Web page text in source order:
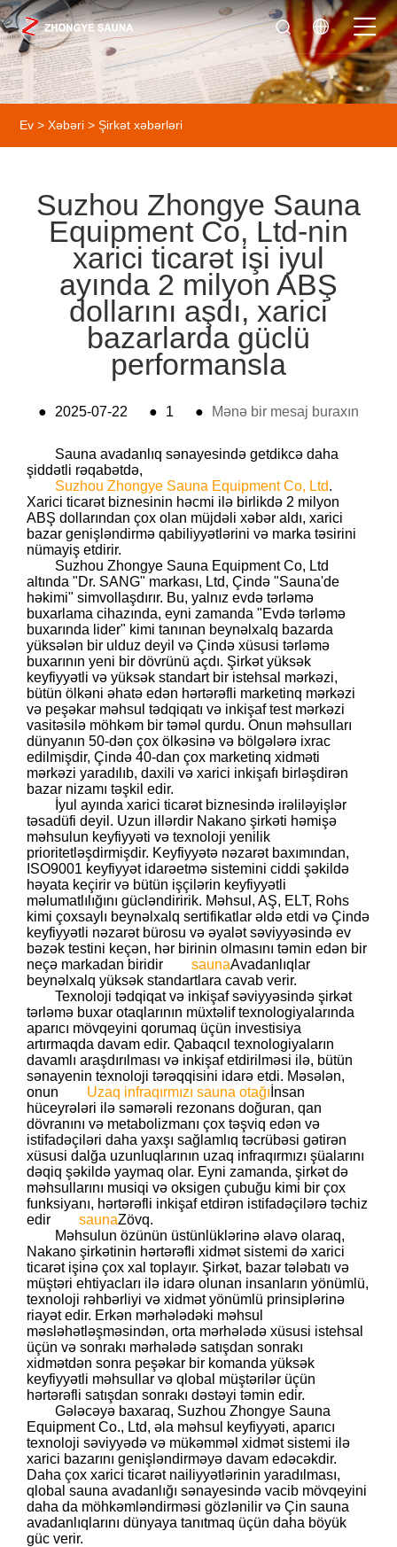
Ev > Xəbəri >Şirkət xəbərləri
Suzhou Zhongye Sauna
Equipment Co, Ltd-nin
xarici ticarət işi iyul
ayında 2 milyon ABŞ
dollarını aşdı, xarici
bazarlarda güclü
performansla
● 2025-07-22 ● 1 ● Mənə bir mesaj buraxın
Sauna avadanlıq sənayesində getdikcə daha
şiddətli rəqabətdə,
Suzhou Zhongye Sauna Equipment Co, Ltd.
Xarici ticarət biznesinin həcmi ilə birlikdə 2 milyon
ABŞ dollarından çox olan müjdəli xəbər aldı, xarici
bazar genişləndirmə qabiliyyətlərini və marka təsirini
nümayiş etdirir.
Suzhou Zhongye Sauna Equipment Co, Ltd
altında "Dr. SANG" markası, Ltd, Çində "Sauna'de
həkimi" simvollaşdırır. Bu, yalnız evdə tərləmə
buxarlama cihazında, eyni zamanda "Evdə tərləmə
buxarında lider" kimi tanınan beynəlxalq bazarda
yüksələn bir ulduz deyil və Çində xüsusi tərləmə
buxarının yeni bir dövrünü açdı. Şirkət yüksək
keyfiyyətli və yüksək standart bir istehsal mərkəzi,
bütün ölkəni əhatə edən hərtərəfli marketinq mərkəzi
və peşəkar məhsul tədqiqatı və inkişaf test mərkəzi
vasitəsilə möhkəm bir təməl qurdu. Onun məhsulları
dünyanın 50-dən çox ölkəsinə və bölgələrə ixrac
edilmişdir, Çində 40-dan çox marketinq xidməti
mərkəzi yaradılıb, daxili və xarici inkişafı birləşdirən
bazar nizamı təşkil edir.
İyul ayında xarici ticarət biznesində irəliləyişlər
təsadüfi deyil. Uzun illərdir Nakano şirkəti həmişə
məhsulun keyfiyyəti və texnoloji yenilik
prioritetləşdirmişdir. Keyfiyyətə nəzarət baxımından,
ISO9001 keyfiyyət idarəetmə sistemini ciddi şəkildə
həyata keçirir və bütün işçilərin keyfiyyətli
məlumatlılığını gücləndiririk. Məhsul, AŞ, ELT, Rohs
kimi çoxsaylı beynəlxalq sertifikatlar əldə etdi və Çində
keyfiyyətli nəzarət bürosu və əyalət səviyyəsində ev
bəzək testini keçən, hər birinin olmasını təmin edən bir
neçə markadan biridir
saunaAvadanlıqlar
beynəlxalq yüksək standartlara cavab verir.
Texnoloji tədqiqat və inkişaf səviyyəsində şirkət
tərləmə buxar otaqlarının müxtəlif texnologiyalarında
aparıcı mövqeyini qorumaq üçün investisiya
artırmaqda davam edir. Qabaqcıl texnologiyaların
davamlı araşdırılması və inkişaf etdirilməsi ilə, bütün
sənayenin texnoloji tərəqqisini idarə etdi. Məsələn,
onun
Uzaq infraqırmızı sauna otağı İnsan
hüceyrələri ilə səmərəli rezonans doğuran, qan
dövranını və metabolizmanı çox təşviq edən və
istifadəçiləri daha yaxşı sağlamlıq təcrübəsi gətirən
xüsusi dalğa uzunluqlarının uzaq infraqırmızı şüalarını
dəqiq şəkildə yaymaq olar. Eyni zamanda, şirkət də
məhsullarını musiqi və oksigen çubuğu kimi bir çox
funksiyanı, hərtərəfli inkişaf etdirən istifadəçilərə təchiz
edir
saunaZövq.
Məhsulun özünün üstünlüklərinə əlavə olaraq,
Nakano şirkətinin hərtərəfli xidmət sistemi də xarici
ticarət işinə çox xal toplayır. Şirkət, bazar tələbatı və
müştəri ehtiyacları ilə idarə olunan insanların yönümlü,
texnoloji rəhbərliyi və xidmət yönümlü prinsiplərinə
riayət edir. Erkən mərhələdəki məhsul
məsləhətləşməsindən, orta mərhələdə xüsusi istehsal
üçün və sonrakı mərhələdə satışdan sonrakı
xidmətdən sonra peşəkar bir komanda yüksək
keyfiyyətli məhsullar və qlobal müştərilər üçün
hərtərəfli satışdan sonrakı dəstəyi təmin edir.
Gələcəyə baxaraq, Suzhou Zhongye Sauna
Equipment Co., Ltd, əla məhsul keyfiyyəti, aparıcı
texnoloji səviyyədə və mükəmməl xidmət sistemi ilə
xarici bazarını genişləndirməyə davam edəcəkdir.
Daha çox xarici ticarət nailiyyətlərinin yaradılması,
qlobal sauna avadanlığı sənayesində vacib mövqeyini
daha da möhkəmləndirməsi gözlənilir və Çin sauna
avadanlıqlarını dünyaya tanıtmaq üçün daha böyük
güc verir.